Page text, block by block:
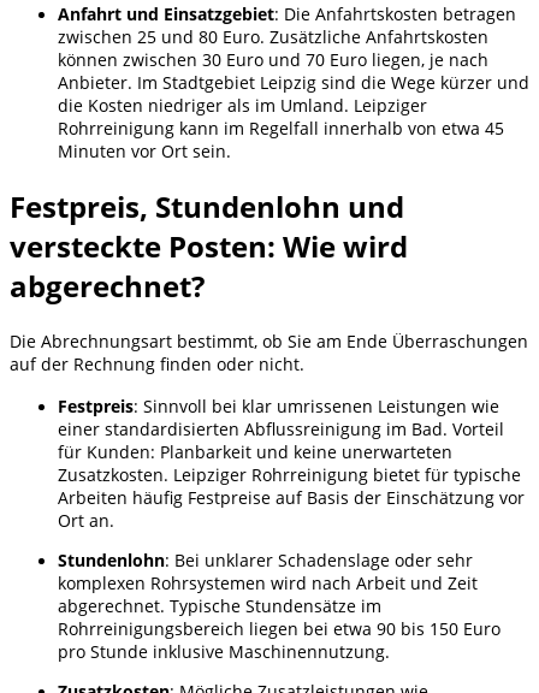
Anfahrt und Einsatzgebiet: Die Anfahrtskosten betragen
zwischen 25 und 80 Euro. Zusätzliche Anfahrtskosten
können zwischen 30 Euro und 70 Euro liegen, je nach
Anbieter. Im Stadtgebiet Leipzig sind die Wege kürzer und
die Kosten niedriger als im Umland. Leipziger
Rohrreinigung kann im Regelfall innerhalb von etwa 45
Minuten vor Ort sein.
Festpreis, Stundenlohn und
versteckte Posten: Wie wird
abgerechnet?
Die Abrechnungsart bestimmt, ob Sie am Ende Überraschungen
auf der Rechnung finden oder nicht.
Festpreis: Sinnvoll bei klar umrissenen Leistungen wie
einer standardisierten Abflussreinigung im Bad. Vorteil
für Kunden: Planbarkeit und keine unerwarteten
Zusatzkosten. Leipziger Rohrreinigung bietet für typische
Arbeiten häufig Festpreise auf Basis der Einschätzung vor
Ort an.
Stundenlohn: Bei unklarer Schadenslage oder sehr
komplexen Rohrsystemen wird nach Arbeit und Zeit
abgerechnet. Typische Stundensätze im
Rohrreinigungsbereich liegen bei etwa 90 bis 150 Euro
pro Stunde inklusive Maschinennutzung.